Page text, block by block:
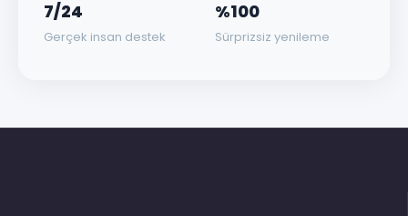
7/24
Gerçek insan destek
%100
Sürprizsiz yenileme